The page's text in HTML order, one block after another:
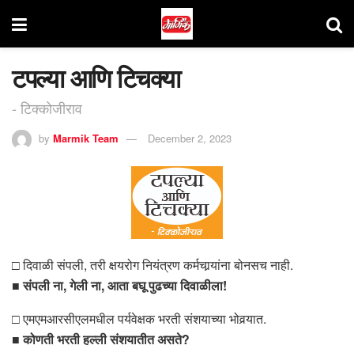
टपल्या आणि टिचक्या
- टिक्कोजीराव
by Marmik Team December 2, 2023
□ दिवाळी संपली, तरी क्षयरोग नियंत्रण कर्मचार्‍यांना बोनसच नाही.
■संपली ना, गेली ना, आता बघू पुढच्या दिवाळीला!
□ एमएमआरसीएलमधील पर्यवेक्षक भरती संशयाच्या भोवर्‍यात.
■कोणती भरती हल्ली संशयातीत असते?